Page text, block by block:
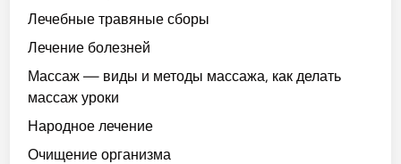
Лечебные травяные сборы
Лечение болезней
Массаж — виды и методы массажа, как делать
массаж уроки
Народное лечение
Очищение организма